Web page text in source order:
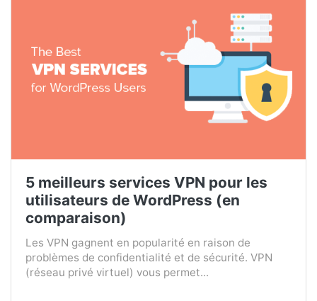
5 meilleurs services VPN pour les
utilisateurs de WordPress (en
comparaison)
Les VPN gagnent en popularité en raison de
problèmes de confidentialité et de sécurité. VPN
(réseau privé virtuel) vous permet...